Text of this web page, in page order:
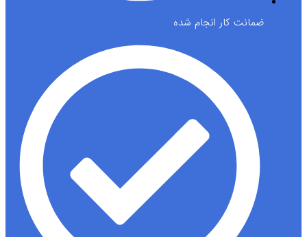
ضمانت کار انجام شده